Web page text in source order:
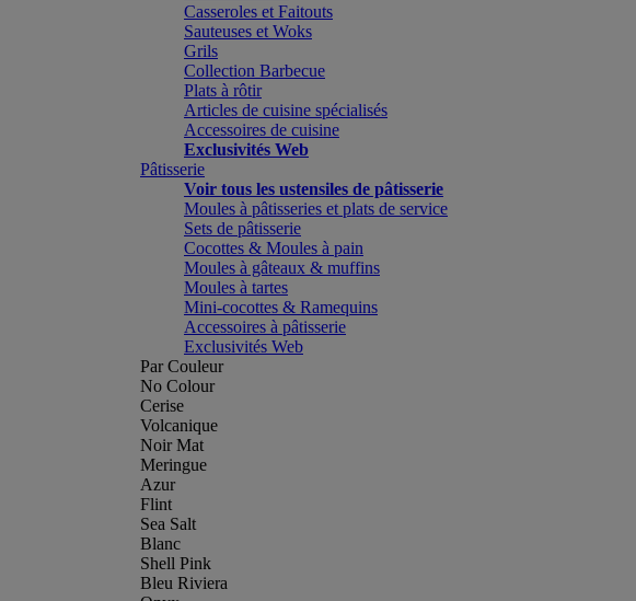
Casseroles et Faitouts
Sauteuses et Woks
Grils
Collection Barbecue
Plats à rôtir
Articles de cuisine spécialisés
Accessoires de cuisine
Exclusivités Web
Pâtisserie
Voir tous les ustensiles de pâtisserie
Moules à pâtisseries et plats de service
Sets de pâtisserie
Cocottes & Moules à pain
Moules à gâteaux & muffins
Moules à tartes
Mini-cocottes & Ramequins
Accessoires à pâtisserie
Exclusivités Web
Par Couleur
No Colour
Cerise
Volcanique
Noir Mat
Meringue
Azur
Flint
Sea Salt
Blanc
Shell Pink
Bleu Riviera